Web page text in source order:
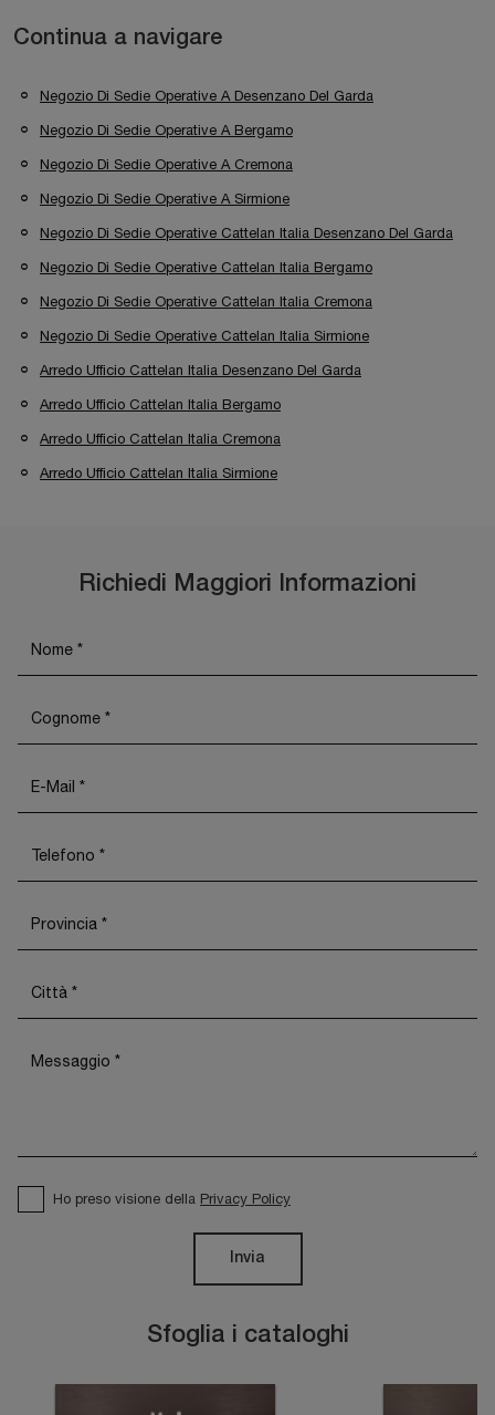
Continua a navigare
Negozio Di Sedie Operative A Desenzano Del Garda
Negozio Di Sedie Operative A Bergamo
Negozio Di Sedie Operative A Cremona
Negozio Di Sedie Operative A Sirmione
Negozio Di Sedie Operative Cattelan Italia Desenzano Del Garda
Negozio Di Sedie Operative Cattelan Italia Bergamo
Negozio Di Sedie Operative Cattelan Italia Cremona
Negozio Di Sedie Operative Cattelan Italia Sirmione
Arredo Ufficio Cattelan Italia Desenzano Del Garda
Arredo Ufficio Cattelan Italia Bergamo
Arredo Ufficio Cattelan Italia Cremona
Arredo Ufficio Cattelan Italia Sirmione
Sfoglia i cataloghi
Richiedi Maggiori Informazioni
Ho preso visione della Privacy Policy
Invia